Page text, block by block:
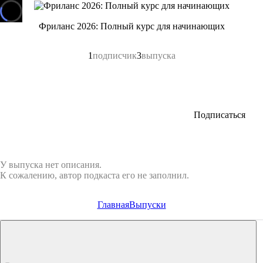
Фриланс 2026: Полный курс для начинающих
1подписчик3выпуска
Подписаться
У выпуска нет описания.
К сожалению, автор подкаста его не заполнил.
ГлавнаяВыпуски